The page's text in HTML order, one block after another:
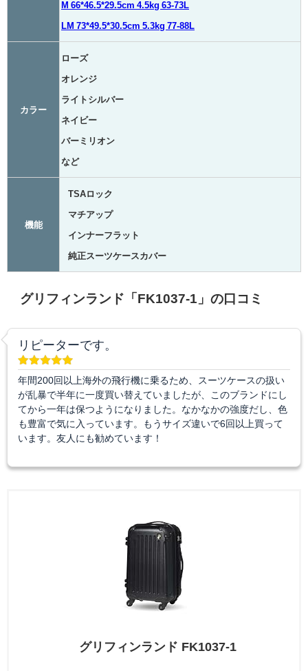
M 66*46.5*29.5cm 4.5kg 63-73L
LM 73*49.5*30.5cm 5.3kg 77-88L
カラー
ローズ
オレンジ
ライトシルバー
ネイビー
バーミリオン
など
機能
TSAロック
マチアップ
インナーフラット
純正スーツケースカバー
グリフィンランド「FK1037-1」の口コミ
リピーターです。
年間200回以上海外の飛行機に乗るため、スーツケースの扱い
が乱暴で半年に一度買い替えていましたが、このブランドにし
てから一年は保つようになりました。なかなかの強度だし、色
も豊富で気に入っています。もうサイズ違いで6回以上買って
います。友人にも勧めています！
グリフィンランド FK1037-1